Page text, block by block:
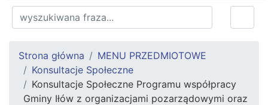
Strona główna
MENU PRZEDMIOTOWE
Konsultacje Społeczne
Konsultacje Społeczne Programu współpracy
Gminy Iłów z organizacjami pozarządowymi oraz